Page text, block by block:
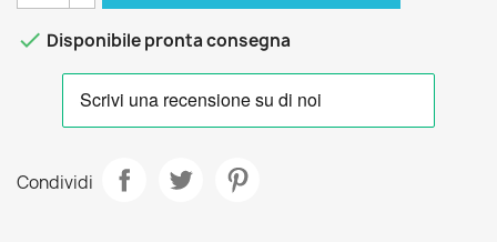
 Disponibile pronta consegna
Condividi